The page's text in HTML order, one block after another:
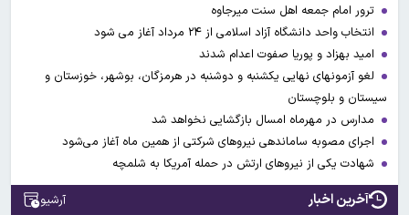
ترور امام جمعه اهل سنت میرجاوه
انتخاب واحد دانشگاه آزاد اسلامی از ۲۴ مرداد آغاز می شود
امید بهزاد و پوریا صفوت اعدام شدند
لغو آزمونهای نهایی یکشنبه و دوشنبه در هرمزگان، بوشهر، خوزستان و
سیستان و بلوچستان
مدارس در مهرماه امسال بازگشایی نخواهد شد
اجرای مصوبه ساماندهی نیرو‌های شرکتی از همین ماه آغاز می‌شود
شهادت یکی از نیروهای ارتش در حمله آمریکا به شلمچه
آخرین اخبار آرشیو